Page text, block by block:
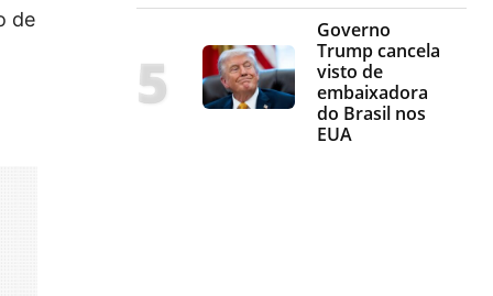
de
Governo
Trump cancela
visto de
embaixadora
do Brasil nos
EUA